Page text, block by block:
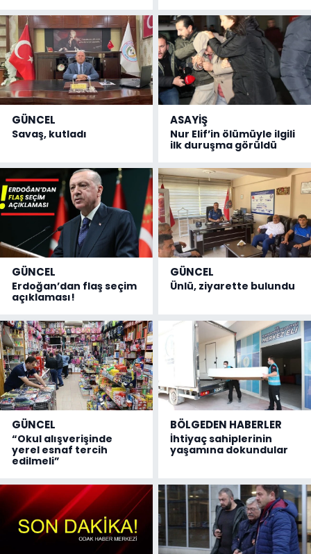
GÜNCEL
Savaş, kutladı
ASAYİŞ
Nur Elif’in ölümüyle ilgili
ilk duruşma görüldü
GÜNCEL
Erdoğan’dan flaş seçim
açıklaması!
GÜNCEL
Ünlü, ziyarette bulundu
GÜNCEL
“Okul alışverişinde
yerel esnaf tercih
edilmeli”
BÖLGEDEN HABERLER
İhtiyaç sahiplerinin
yaşamına dokundular